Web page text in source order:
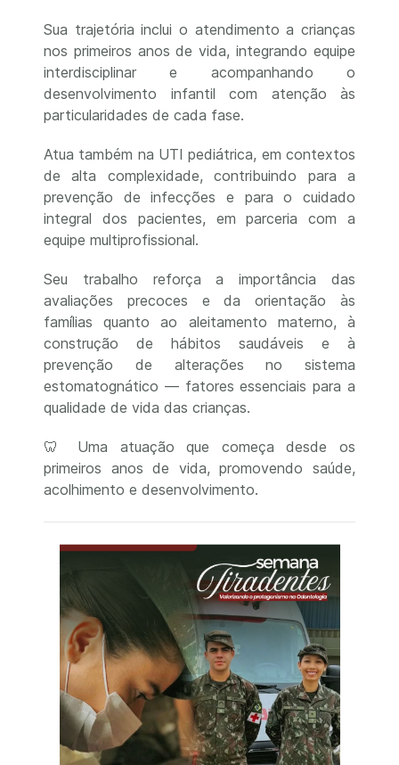
Sua trajetória inclui o atendimento a crianças
nos primeiros anos de vida, integrando equipe
interdisciplinar e acompanhando o
desenvolvimento infantil com atenção às
particularidades de cada fase.
Atua também na UTI pediátrica, em contextos
de alta complexidade, contribuindo para a
prevenção de infecções e para o cuidado
integral dos pacientes, em parceria com a
equipe multiprofissional.
Seu trabalho reforça a importância das
avaliações precoces e da orientação às
famílias quanto ao aleitamento materno, à
construção de hábitos saudáveis e à
prevenção de alterações no sistema
estomatognático — fatores essenciais para a
qualidade de vida das crianças.
🦷 Uma atuação que começa desde os
primeiros anos de vida, promovendo saúde,
acolhimento e desenvolvimento.